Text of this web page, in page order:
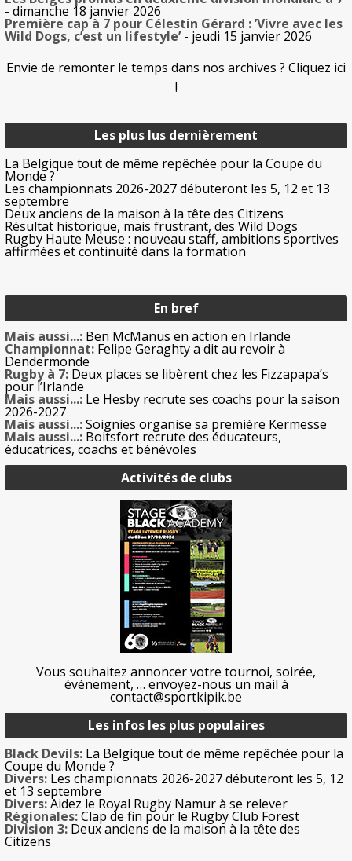
Les plus lus dernièrement
La Belgique tout de même repêchée pour la Coupe du
Monde ?
Les championnats 2026-2027 débuteront les 5, 12 et 13
septembre
Deux anciens de la maison à la tête des Citizens
Résultat historique, mais frustrant, des Wild Dogs
Rugby Haute Meuse : nouveau staff, ambitions sportives
affirmées et continuité dans la formation
- dimanche 18 janvier 2026
Première cap à 7 pour Célestin Gérard : ’Vivre avec les
Wild Dogs, c’est un lifestyle’- jeudi 15 janvier 2026
Envie de remonter le temps dans nos archives ? Cliquez ici
!
En bref
Mais aussi...: Ben McManus en action en Irlande
Championnat: Felipe Geraghty a dit au revoir à
Dendermonde
Rugby à 7: Deux places se libèrent chez les Fizzapapa’s
pour l’Irlande
Mais aussi...: Le Hesby recrute ses coachs pour la saison
2026-2027
Mais aussi...:Soignies organise sa première Kermesse
Mais aussi...: Boitsfort recrute des éducateurs,
éducatrices, coachs et bénévoles
Activités de clubs
Vous souhaitez annoncer votre tournoi, soirée,
événement, … envoyez-nous un mail à
contact@sportkipik.be
Les infos les plus populaires
Black Devils: La Belgique tout de même repêchée pour la
Coupe du Monde ?
Divers: Les championnats 2026-2027 débuteront les 5, 12
et 13 septembre
Divers:Aidez le Royal Rugby Namur à se relever
Régionales:Clap de fin pour le Rugby Club Forest
Division 3: Deux anciens de la maison à la tête des
Citizens